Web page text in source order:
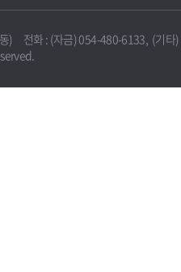
) 전화 : (자금) 054-480-6133, (기타